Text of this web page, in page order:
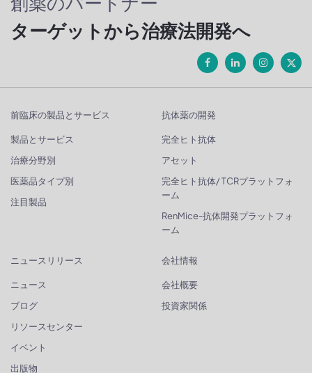
ターゲットから治療法開発へ
前臨床の製品とサービス
製品とサービス
治療分野別
医薬品タイプ別
注目製品
抗体薬の開発
完全ヒト抗体
アセット
完全ヒト抗体/ TCRプラットフォ
ーム
RenMice-抗体開発プラットフォ
ーム
ニュースリリース
ニュース
ブログ
リソースセンター
イベント
出版物
会社情報
会社概要
投資家関係